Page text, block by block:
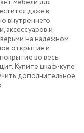
мебели для
даже в
внутреннего
аксессуаров и
на надежном
открытие и
во весь
Купите шкаф-купе
дополнительное